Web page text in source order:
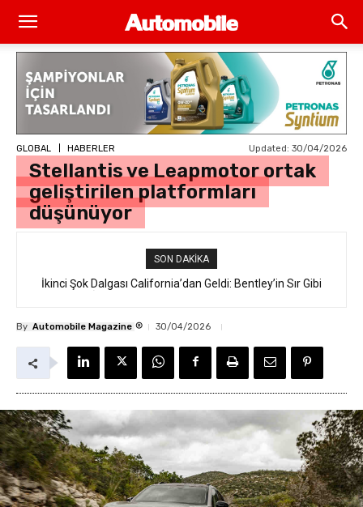
GLOBAL HABERLER Updated: 30/04/2026
Stellantis ve Leapmotor ortak
geliştirilen platformları
düşünüyor
SON DAKIKA
İkinci Şok Dalgası California’dan Geldi: Bentley’in Sır Gibi
By Automobile Magazine ® 30/04/2026